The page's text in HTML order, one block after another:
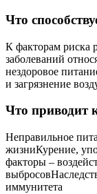
Что
К факторам риска
заболеваний
нездоровое
и загрязнение
Что приводит
Неправильное
жизниКурение,
факторы –
иммунитета